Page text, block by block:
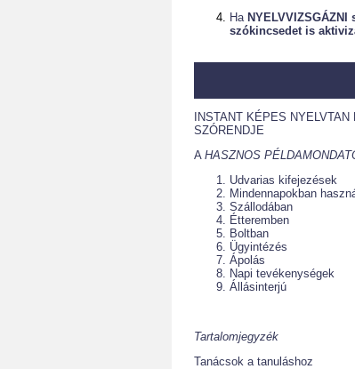
Ha NYELVVIZSGÁZNI
szókincsedet is
INSTANT KÉPES
SZÓRENDJE
A HASZNOS
Udvarias kifejezések
Mindennapokban
Szállodában
Étteremben
Boltban
Ügyintézés
Ápolás
Napi tevékenységek
Állásinterjú
Tartalomjegyzék
Tanácsok a tanuláshoz